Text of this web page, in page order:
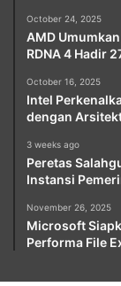
October 24, 2025
AMD
RDNA 4 Hadir
October 16, 2025
Intel
dengan
3 weeks ago
Peretas
Instansi
November 26, 2025
Microsoft
Performa File